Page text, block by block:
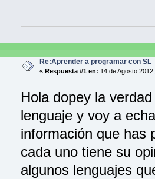
Re:Aprender a programar con SL
« Respuesta #1 en: 14 de Agosto
Hola dopey la
lenguaje y voy a
información que has
cada uno tiene su
algunos lenguajes